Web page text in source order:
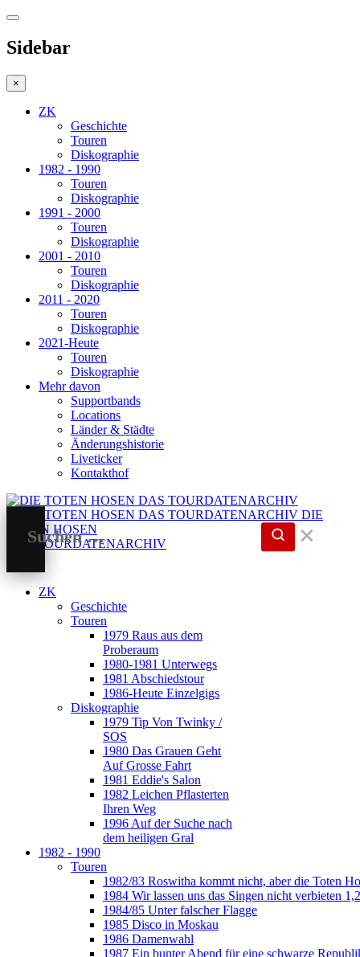
Sidebar
×
ZK
Geschichte
Touren
Diskographie
1982 - 1990
Touren
Diskographie
1991 - 2000
Touren
Diskographie
2001 - 2010
Touren
Diskographie
2011 - 2020
Touren
Diskographie
2021-Heute
Touren
Diskographie
Mehr davon
Supportbands
Locations
Länder & Städte
Änderungshistorie
Liveticker
Kontakthof
DIE
TOTEN HOSEN
DAS TOURDATENARCHIV
✕
ZK
Geschichte
Touren
1979 Raus aus dem
Proberaum
1980-1981 Unterwegs
1981 Abschiedstour
1986-Heute Einzelgigs
Diskographie
1979 Tip Von Twinky /
SOS
1980 Das Grauen Geht
Auf Grosse Fahrt
1981 Eddie's Salon
1982 Leichen Pflasterten
Ihren Weg
1996 Auf der Suche nach
dem heiligen Gral
1982 - 1990
Touren
1982/83 Roswitha kommt nicht, aber die Toten
1984 Wir lassen uns das Singen nicht verbieten
1984/85 Unter falscher Flagge
1985 Disco in Moskau
1986 Damenwahl
1987 Ein bunter Abend für eine schwarze